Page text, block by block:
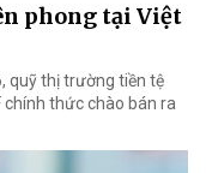
phong tại Việt
quỹ thị trường tiền tệ
thức chào bán ra